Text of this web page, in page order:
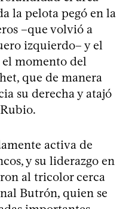
la pelota pegó en la
–que volvió a
izquierdo– y el
momento del
que de manera
su derecha y atajó
activa de
y su liderazgo en
al tricolor cerca
Butrón, quien se